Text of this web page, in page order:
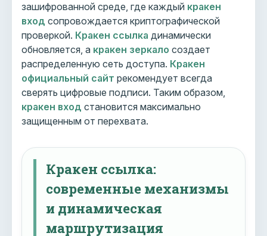
зашифрованной среде, где каждый кракен
вход сопровождается криптографической
проверкой. Кракен ссылка динамически
обновляется, а кракен зеркало создает
распределенную сеть доступа. Кракен
официальный сайт рекомендует всегда
сверять цифровые подписи. Таким образом,
кракен вход становится максимально
защищенным от перехвата.
Кракен ссылка:
современные механизмы
и динамическая
маршрутизация